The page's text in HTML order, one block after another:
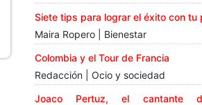
Siete tips para lograr el éxito con tu
Maira Ropero | Bienestar
Colombia y el Tour de Francia
Redacción | Ocio y sociedad
Joaco Pertuz, el cantante